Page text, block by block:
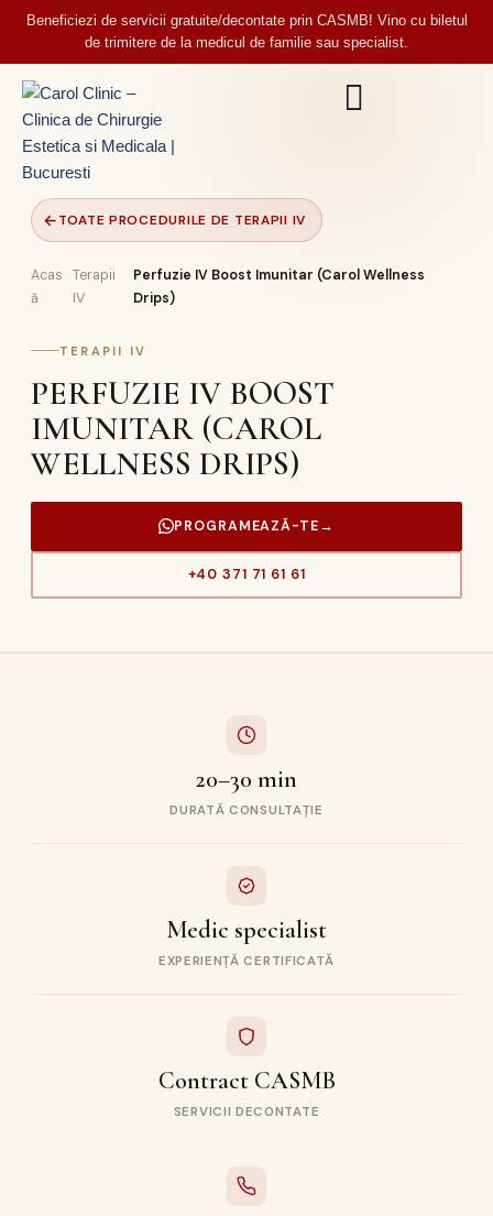
Beneficiezi de servicii gratuite/decontate prin CASMB! Vino cu biletul
de trimitere de la medicul de familie sau specialist.
←TOATE PROCEDURILE DE TERAPII IV
Acas
ă
Terapii
IV
Perfuzie IV Boost Imunitar (Carol Wellness
Drips)
TERAPII IV
PERFUZIE IV BOOST
IMUNITAR (CAROL
WELLNESS DRIPS)
PROGRAMEAZĂ-TE→
+40 371 71 61 61
20–30 min
DURATĂ CONSULTAȚIE
Medic specialist
EXPERIENȚĂ CERTIFICATĂ
Contract CASMB
SERVICII DECONTATE